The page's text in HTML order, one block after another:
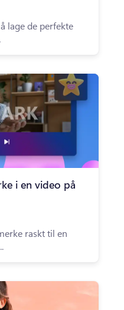
lage de perfekte
i en video på
raskt til en